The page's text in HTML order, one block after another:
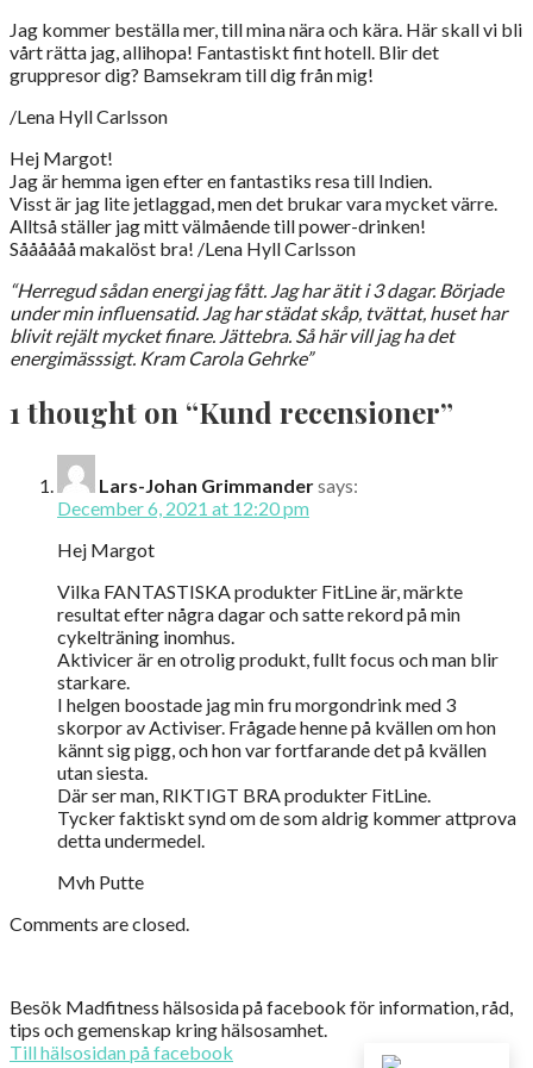
Jag kommer beställa mer, till mina nära och kära. Här skall vi bli
vårt rätta jag, allihopa! Fantastiskt fint hotell. Blir det
gruppresor dig? Bamsekram till dig från mig!
/Lena Hyll Carlsson
Hej Margot!
Jag är hemma igen efter en fantastiks resa till Indien.
Visst är jag lite jetlaggad, men det brukar vara mycket värre.
Alltså ställer jag mitt välmående till power-drinken!
Såååååå makalöst bra! /Lena Hyll Carlsson
“Herregud sådan energi jag fått. Jag har ätit i 3 dagar. Började
under min influensatid. Jag har städat skåp, tvättat, huset har
blivit rejält mycket finare. Jättebra. Så här vill jag ha det
energimässsigt. Kram Carola Gehrke”
1 thought on “Kund recensioner”
Lars-Johan Grimmandersays:
December 6, 2021 at 12:20 pm
Hej Margot
Vilka FANTASTISKA produkter FitLine är, märkte
resultat efter några dagar och satte rekord på min
cykelträning inomhus.
Aktivicer är en otrolig produkt, fullt focus och man blir
starkare.
I helgen boostade jag min fru morgondrink med 3
skorpor av Activiser. Frågade henne på kvällen om hon
kännt sig pigg, och hon var fortfarande det på kvällen
utan siesta.
Där ser man, RIKTIGT BRA produkter FitLine.
Tycker faktiskt synd om de som aldrig kommer attprova
detta undermedel.
Mvh Putte
Comments are closed.
Besök Madfitness hälsosida på facebook för information, råd,
tips och gemenskap kring hälsosamhet.
Till hälsosidan på facebook